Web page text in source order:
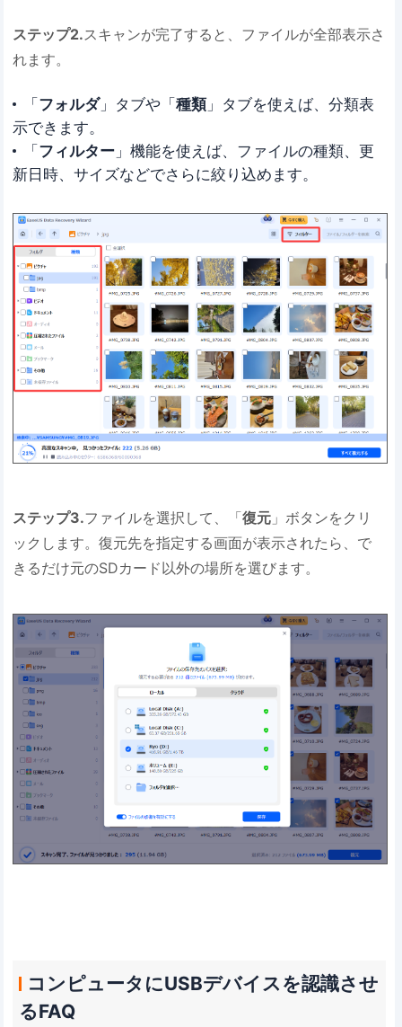
ステップ2.スキャンが完了すると、ファイルが全部表示さ
れます。
「フォルダ」タブや「種類」タブを使えば、分類表
示できます。
「フィルター」機能を使えば、ファイルの種類、更
新日時、サイズなどでさらに絞り込めます。
ステップ3.ファイルを選択して、「復元 」ボタンをクリ
ックします。復元先を指定する画面が表示されたら、で
きるだけ元のSDカード以外の場所を選びます。
コンピュータにUSBデバイスを認識させ
るFAQ